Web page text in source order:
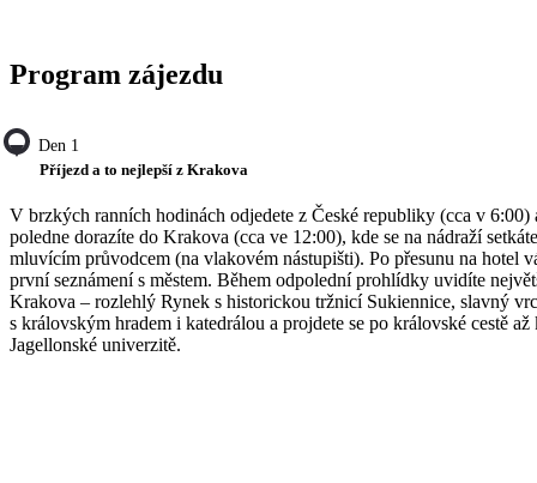
Program zájezdu
Den 1
Příjezd a to nejlepší z Krakova
V brzkých ranních hodinách odjedete z České republiky (cca v 6:00)
poledne dorazíte do Krakova (cca ve 12:00), kde se na nádraží
mluvícím průvodcem (na vlakovém nástupišti). Po přesunu na hotel
první seznámení s městem. Během odpolední prohlídky uvidíte
Krakova – rozlehlý Rynek s historickou tržnicí Sukiennice, slavný
s královským hradem i katedrálou a projdete se po královské cestě až
Jagellonské univerzitě.